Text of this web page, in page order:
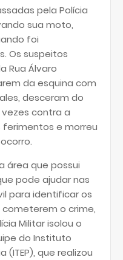
pela Polícia
sua moto,
foi
Os suspeitos
Rua Álvaro
da esquina com
desceram do
contra a
ferimentos e morreu
área que possui
pode ajudar nas
para identificar os
o crime,
Militar isolou o
do Instituto
(ITEP), que realizou